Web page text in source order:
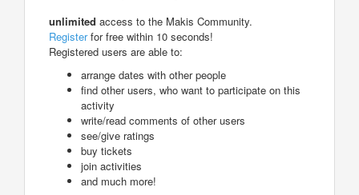
unlimited access to the Makis Community.
Registerfor free within 10 seconds!
Registered users are able to:
arrange dates with other people
find other users, who want to participate on this
activity
write/read comments of other users
see/give ratings
buy tickets
join activities
and much more!